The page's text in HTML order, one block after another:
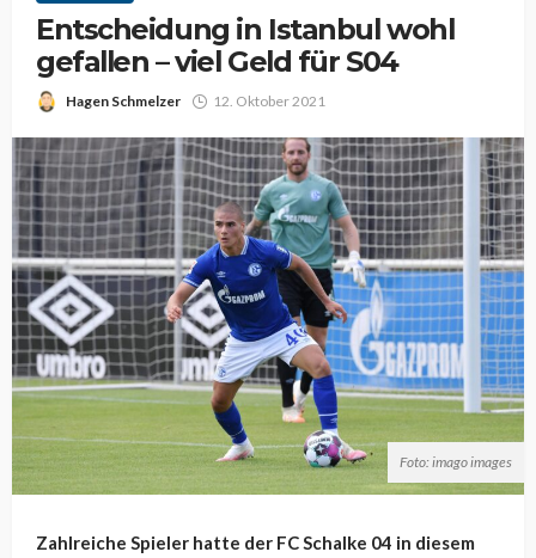
Entscheidung in Istanbul wohl
gefallen – viel Geld für S04
Hagen Schmelzer 12. Oktober 2021
Foto: imago images
Zahlreiche Spieler hatte der FC Schalke 04 in diesem